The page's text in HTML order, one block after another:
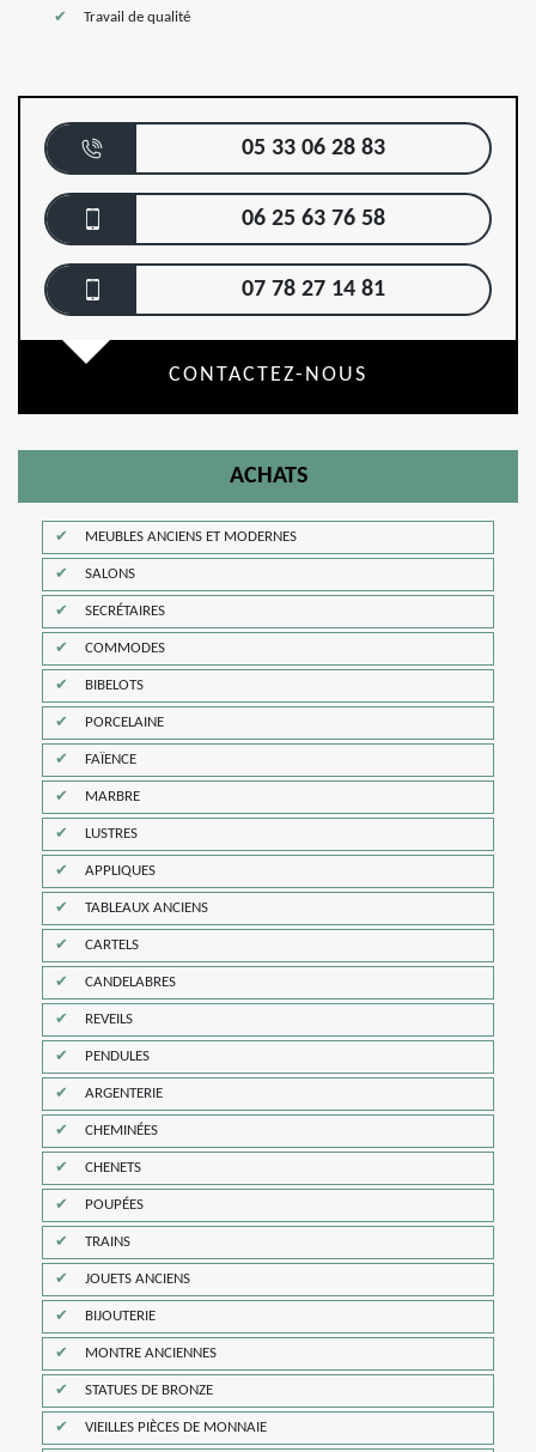
Travail de qualité
05 33 06 28 83
06 25 63 76 58
07 78 27 14 81
CONTACTEZ-NOUS
ACHATS
MEUBLES ANCIENS ET MODERNES
SALONS
SECRÉTAIRES
COMMODES
BIBELOTS
PORCELAINE
FAÏENCE
MARBRE
LUSTRES
APPLIQUES
TABLEAUX ANCIENS
CARTELS
CANDELABRES
REVEILS
PENDULES
ARGENTERIE
CHEMINÉES
CHENETS
POUPÉES
TRAINS
JOUETS ANCIENS
BIJOUTERIE
MONTRE ANCIENNES
STATUES DE BRONZE
VIEILLES PIÈCES DE MONNAIE